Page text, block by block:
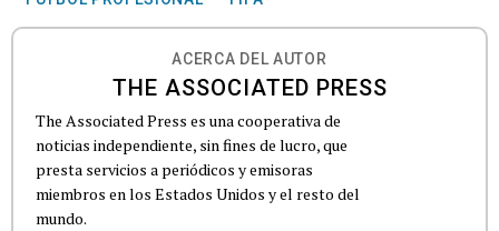
ACERCA DEL AUTOR
THE ASSOCIATED PRESS
The Associated Press es una cooperativa de
noticias independiente, sin fines de lucro, que
presta servicios a periódicos y emisoras
miembros en los Estados Unidos y el resto del
mundo.